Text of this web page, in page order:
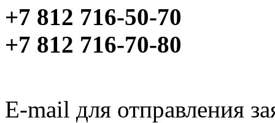
+7 812 716-50-70
+7 812 716-70-80
E-mail для отправления